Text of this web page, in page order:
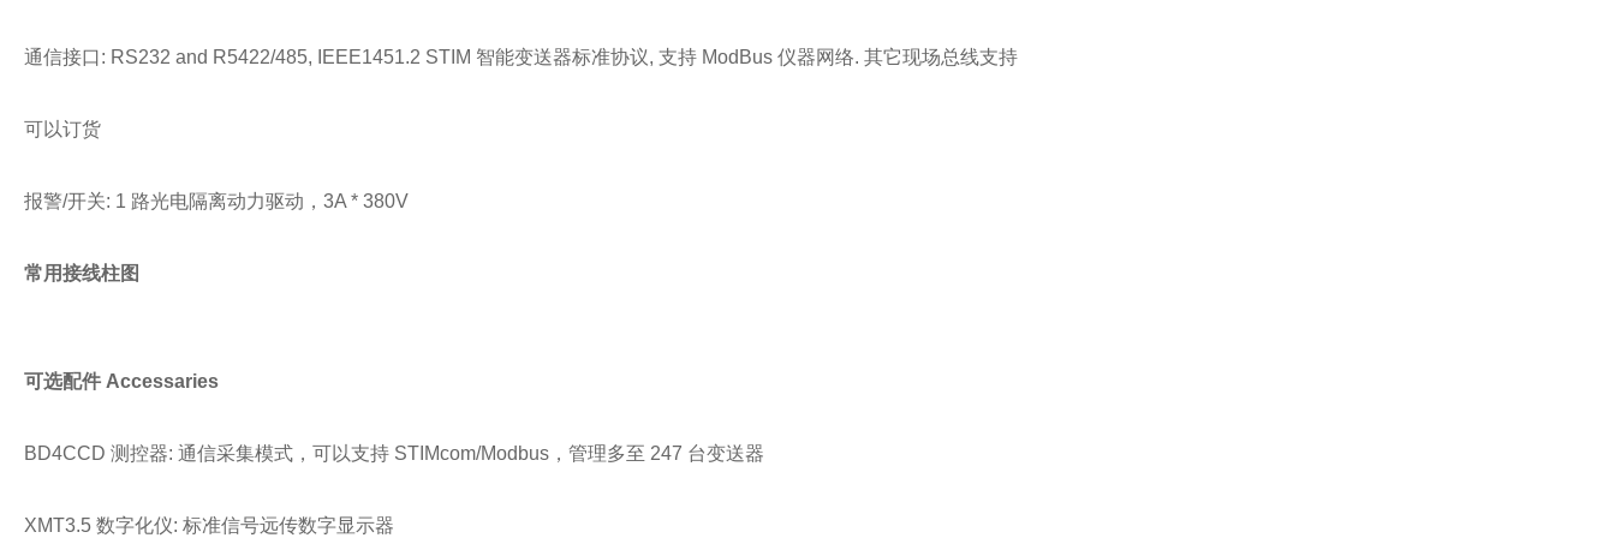
通信接口: RS232 and R5422/485, IEEE1451.2 STIM 智能变送器标准协议, 支持 ModBus 仪器网络. 其它现场总线支持
可以订货
报警/开关: 1 路光电隔离动力驱动，3A * 380V
常用接线柱图
可选配件 Accessaries
BD4CCD 测控器: 通信采集模式，可以支持 STIMcom/Modbus，管理多至 247 台变送器
XMT3.5 数字化仪: 标准信号远传数字显示器